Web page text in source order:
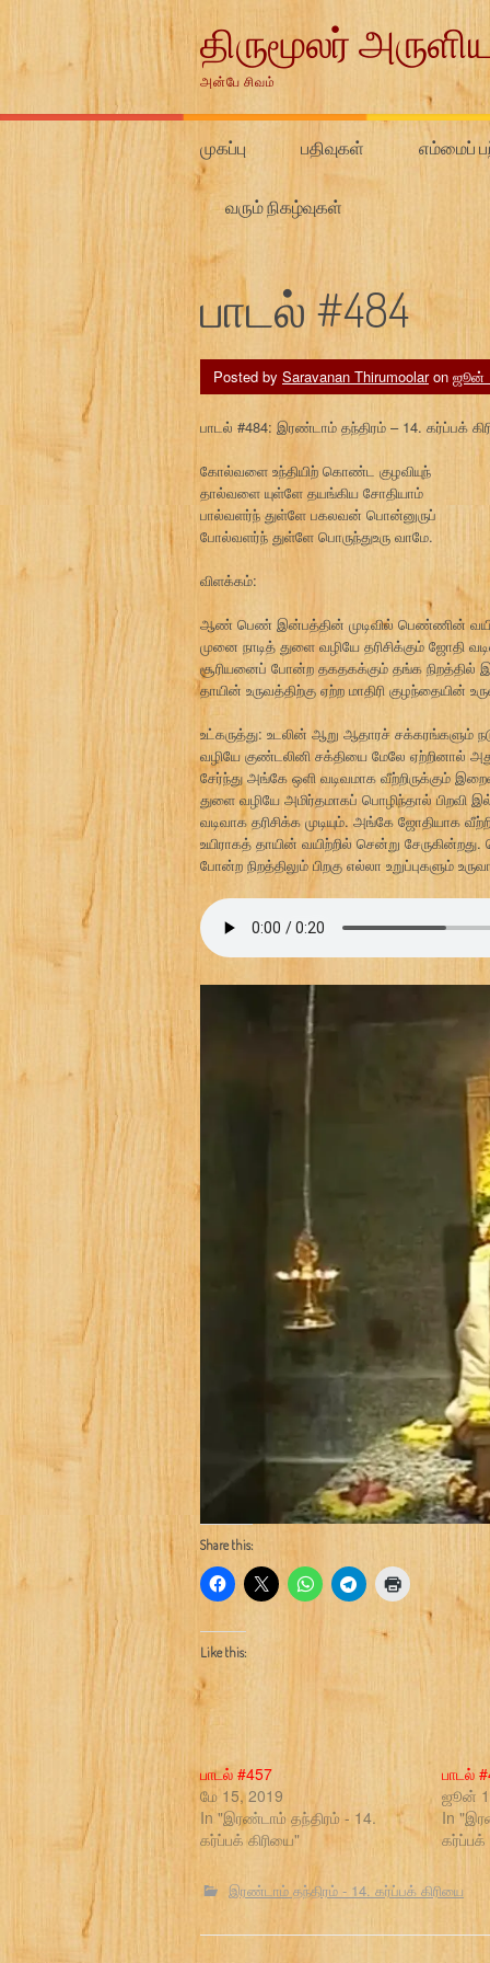
திருமூலர்
அன்பே சிவம்
முகப்பு பதிவுகள் எம்மைப்
வரும் நிகழ்வுகள்
பாடல் #484
Posted by Saravanan Thirumoolaron ஜூன்
பாடல் #484: இரண்டாம் தந்திரம் – 14. கர்ப்பக்
கோல்வளை உந்தியிற் கொண்ட குழவியுந்
தால்வளை யுள்ளே தயங்கிய சோதியாம்
பால்வளர்ந் துள்ளே பகலவன் பொன்னுருப்
போல்வளர்ந் துள்ளே பொருந்துஉரு வாமே.
விளக்கம்:
ஆண் பெண் இன்பத்தின் முடிவில் பெண்ணின்
முனை நாடித் துளை வழியே தரிசிக்கும் ஜோதி
சூரியனைப் போன்ற தகதகக்கும் தங்க நிறத்தில்
தாயின் உருவத்திற்கு ஏற்ற மாதிரி குழந்தையின்
உட்கருத்து: உடலின் ஆறு ஆதாரச் சக்கரங்களும்
வழியே குண்டலினி சக்தியை மேலே ஏற்றினால்
சேர்ந்து அங்கே ஒளி வடிவமாக வீற்றிருக்கும்
துளை வழியே அமிர்தமாகப் பொழிந்தால்
வடிவாக தரிசிக்க முடியும். அங்கே ஜோதியாக
உயிராகத் தாயின் வயிற்றில் சென்று
போன்ற நிறத்திலும் பிறகு எல்லா உறுப்புகளும்
Share this:
Like this:
பாடல் #457
மே 15, 2019
In "இரண்டாம் தந்திரம் - 14.
கர்ப்பக் கிரியை"
பாடல்
ஜூன்
In
கர்ப்பக்
இரண்டாம் தந்திரம் - 14. கர்ப்பக் கிரியை